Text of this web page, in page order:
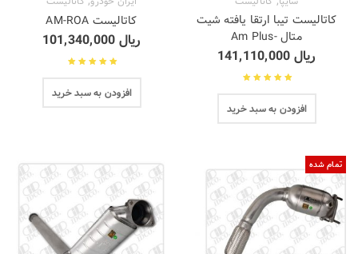
کاتالیست تیبا ارتقا یافته شیت
متال -Am Plus
ریال
افزودن به سبد خرید
کاتالیست AM-ROA
ریال
افزودن به سبد خرید
تمام شده